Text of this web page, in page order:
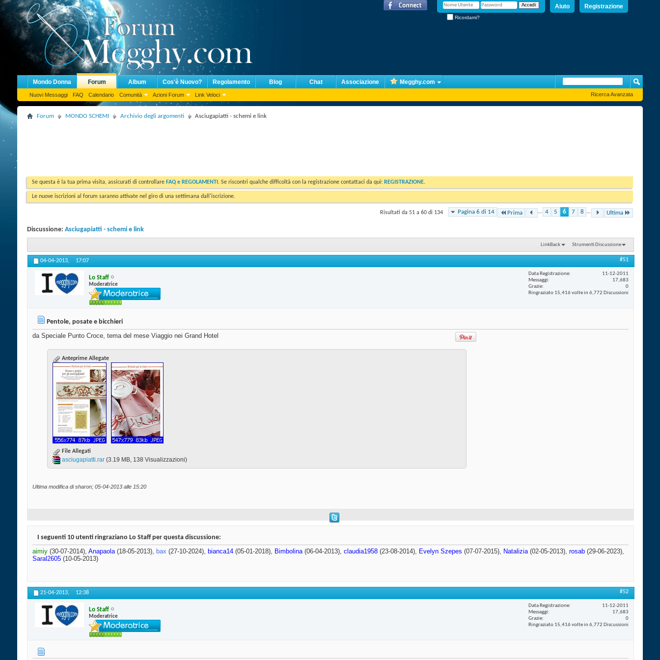
Registrazione
Aiuto
Ricordami?
Mondo Donna Forum
Nuovi Messaggi FAQ Calendario Comunità Azioni Forum Link Veloci
Album Cos'è Nuovo? Regolamento Blog Chat Associazione Megghy.com
Ricerca Avanzata
Forum MONDO SCHEMI Archivio degli argomenti Asciugapiatti - schemi e link
Se questa è la tua prima visita, assicurati di controllare FAQ e REGOLAMENTI . Se riscontri qualche difficoltà con la registrazione contattaci da qui: REGISTRAZIONE.
Le nuove iscrizioni al forum saranno attivate nel giro di una settimana dall'iscrizione.
Pagina 6 di 14 Prima ... 4 5 6 7 8 ... Ultima
Risultati da 51 a 60 di 134
Discussione: Asciugapiatti - schemi e link
LinkBack Strumenti Discussione
04-04-2013, 17:07 #51
Lo Staff
Moderatrice
Data Registrazione
11-12-2011
Messaggi
17,683
Grazie
0
Ringraziato 15,416 volte in 6,772 Discussioni
Pentole, posate e bicchieri
da Speciale Punto Croce, tema del mese Viaggio nei Grand Hotel
Anteprime Allegate
File Allegati
asciugapiatti.rar‎ (3.19 MB, 138 Visualizzazioni)
Ultima modifica di sharon; 05-04-2013 alle 15:20
I seguenti 10 utenti ringraziano Lo Staff per questa discussione:
aimiy (30-07-2014), Anapaola(18-05-2013), bax (27-10-2024), bianca14 (05-01-2018), Bimbolina(06-04-2013), claudia1958 (23-08-2014), Evelyn Szepes (07-07-2015), Natalizia(02-05-2013), rosab (29-06-2023),
Saral2605 (10-05-2013)
21-04-2013, 12:38 #52
Lo Staff
Moderatrice
Data Registrazione
11-12-2011
Messaggi
17,683
Grazie
0
Ringraziato 15,416 volte in 6,772 Discussioni